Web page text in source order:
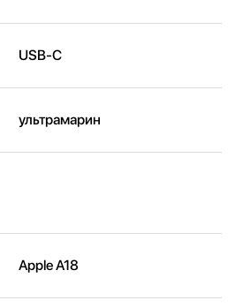
USB-C
ультрамарин
Apple A18